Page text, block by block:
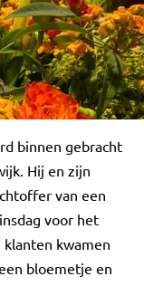
binnen gebracht
Hij en zijn
van een
voor het
kwamen
bloemetje en